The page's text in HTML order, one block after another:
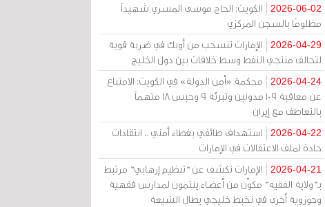
2026-06-02
الكويت: الحاج موسى المسري شهيداً
مظلومًا بالسجن المركزي
2026-04-29
الإمارات تنسحب من أوبك في ضربة قوية
لتحالف منتجي النفط وسط خلافات بين دول الخليج
2026-04-24
محكمة «أمن الدولة» في الكويت: الامتناع
عن معاقبة 109 مدونين وتبرئة 9 وحبس 18 متهماً
بالتعاطف مع إيران
2026-04-22
استهداف طائفي بغطاء أمني .. انتقادات
حادة لملف الاعتقالات في الإمارات
2026-04-21
الإمارات تكشف عن "تنظيم إرهابي" مرتبط
بـ"ولاية الفقيه" مكوّن من أعضاء ينتمون لمدارس فقهية
وحوزوية أخرى في تخبط خليجي يطال الشيعة